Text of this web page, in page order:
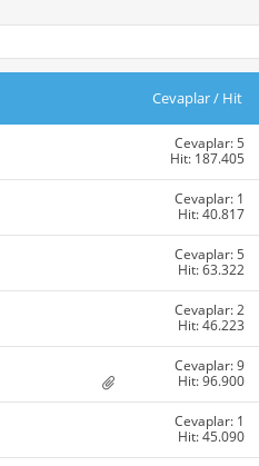
Cevaplar/ Hit
Cevaplar: 5
Hit: 187.405
Cevaplar: 1
Hit: 40.817
Cevaplar: 5
Hit: 63.322
Cevaplar: 2
Hit: 46.223
Cevaplar: 9
Hit: 96.900
Cevaplar: 1
Hit: 45.090